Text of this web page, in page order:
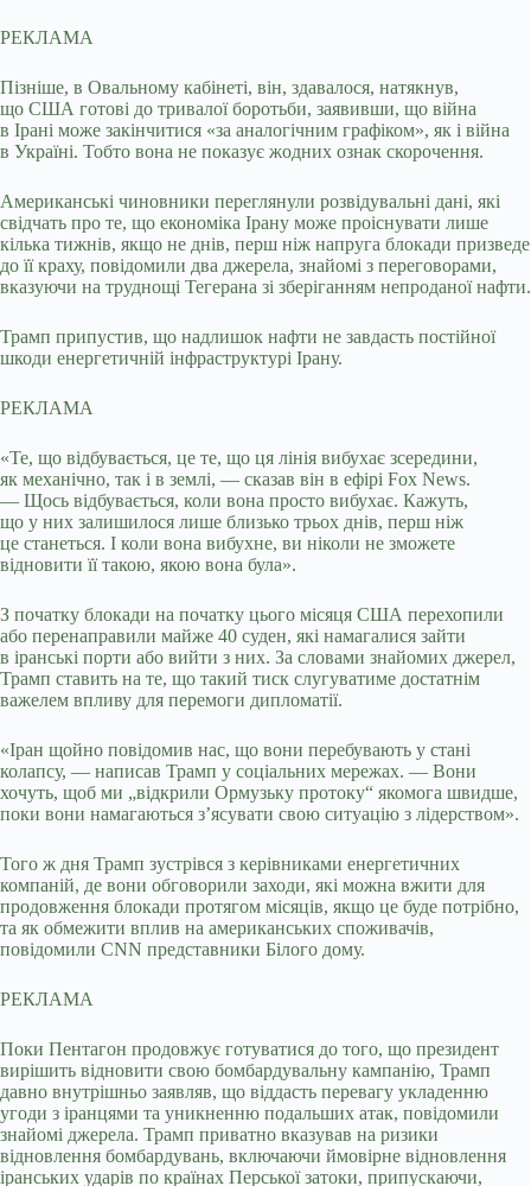
РЕКЛАМА
Пізніше, в Овальному кабінеті, він, здавалося, натякнув,
що США готові до тривалої боротьби, заявивши, що війна
в Ірані може закінчитися «за аналогічним графіком», як і війна
в Україні. Тобто вона не показує жодних ознак скорочення.
Американські чиновники переглянули розвідувальні дані, які
свідчать про те, що економіка Ірану може проіснувати лише
кілька тижнів, якщо не днів, перш ніж напруга блокади призведе
до її краху, повідомили два джерела, знайомі з переговорами,
вказуючи на труднощі Тегерана зі зберіганням непроданої нафти.
Трамп припустив, що надлишок нафти не завдасть постійної
шкоди енергетичній інфраструктурі Ірану.
РЕКЛАМА
«Те, що відбувається, це те, що ця лінія вибухає зсередини,
як механічно, так і в землі, — сказав він в ефірі Fox News.
— Щось відбувається, коли вона просто вибухає. Кажуть,
що у них залишилося лише близько трьох днів, перш ніж
це станеться. І коли вона вибухне, ви ніколи не зможете
відновити її такою, якою вона була».
З початку блокади на початку цього місяця США перехопили
або перенаправили майже 40 суден, які намагалися зайти
в іранські порти або вийти з них. За словами знайомих джерел,
Трамп ставить на те, що такий тиск слугуватиме достатнім
важелем впливу для перемоги дипломатії.
«Іран щойно повідомив нас, що вони перебувають у стані
колапсу, — написав Трамп у соціальних мережах. — Вони
хочуть, щоб ми „відкрили Ормузьку протоку“ якомога швидше,
поки вони намагаються з’ясувати свою ситуацію з лідерством».
Того ж дня Трамп зустрівся з керівниками енергетичних
компаній, де вони обговорили заходи, які можна вжити для
продовження блокади протягом місяців, якщо це буде потрібно,
та як обмежити вплив на американських споживачів,
повідомили CNN представники Білого дому.
РЕКЛАМА
Поки Пентагон продовжує готуватися до того, що президент
вирішить відновити свою бомбардувальну кампанію, Трамп
давно внутрішньо заявляв, що віддасть перевагу укладенню
угоди з іранцями та уникненню подальших атак, повідомили
знайомі джерела. Трамп приватно вказував на ризики
відновлення бомбардувань, включаючи ймовірне відновлення
іранських ударів по країнах Перської затоки, припускаючи,